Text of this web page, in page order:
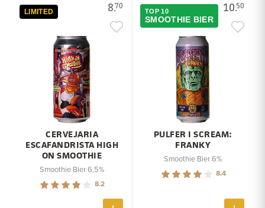
8.70
LIMITED
CERVEJARIA
ESCAFANDRISTA HIGH
ON SMOOTHIE
Smoothie Bier 6,5%
8.2
10.50
TOP 10
SMOOTHIE BIER
PULFER I SCREAM:
FRANKY
Smoothie Bier 6%
8.4